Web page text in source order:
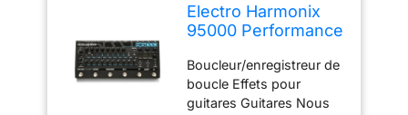
Electro Harmonix
95000 Performance
Effet pour guitare
Boucleur/enregistreur de
boucle Effets pour
guitares Guitares Nous